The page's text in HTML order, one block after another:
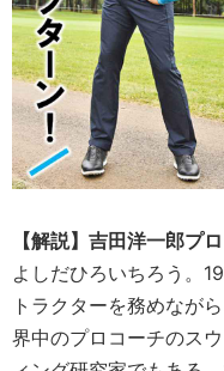
【解説】吉田洋一郎プロ
よしだひろいちろう。
トラクターを務めなが
界中のプロコーチのス